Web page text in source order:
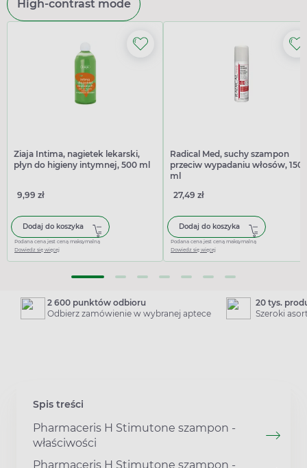
High-contrast mode
Ziaja Intima, nagietek lekarski,
płyn do higieny intymnej, 500 ml
9,99 zł
Dodaj do koszyka
Podana cena jest ceną maksymalną
Dowiedz się więcej
Radical Med, suchy szampon
przeciw wypadaniu włosów, 150
ml
27,49 zł
Dodaj do koszyka
Podana cena jest ceną maksymalną
Dowiedz się więcej
2 600 punktów odbioru
Odbierz zamówienie w wybranej aptece
20 tys.
Szeroki
Spis treści
Pharmaceris H Stimutone szampon -
właściwości
Pharmaceris H Stimutone szampon -